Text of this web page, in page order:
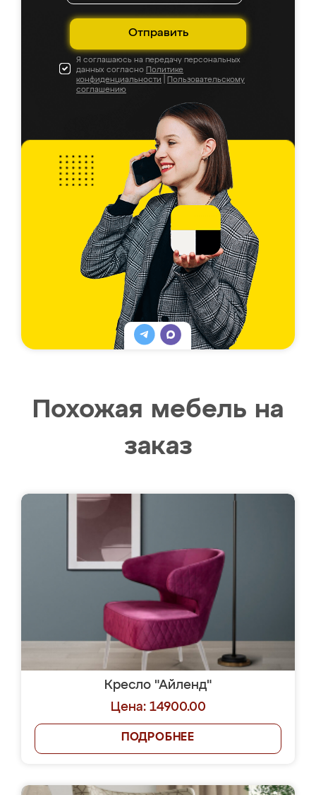
Отправить
Я соглашаюсь на передачу персональных
данных согласно Политике
конфиденциальности
Пользовательскому
соглашению
Похожая мебель на
заказ
Кресло "Айленд"
Цена: 14900.00
ПОДРОБНЕЕ